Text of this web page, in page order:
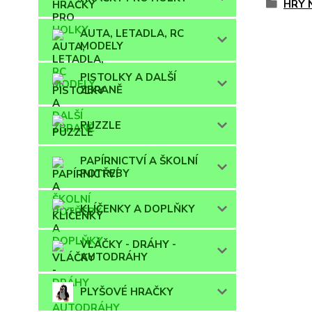
AUTA, LETADLA, RC
MODELY
PISTOLKY A DALŠÍ
ZBRANĚ
PUZZLE
PAPÍRNICTVÍ A ŠKOLNÍ
POTŘEBY
KLÍČENKY A DOPLŇKY
VLÁČKY - DRÁHY -
AUTODRÁHY
PLYŠOVÉ HRAČKY
HRY